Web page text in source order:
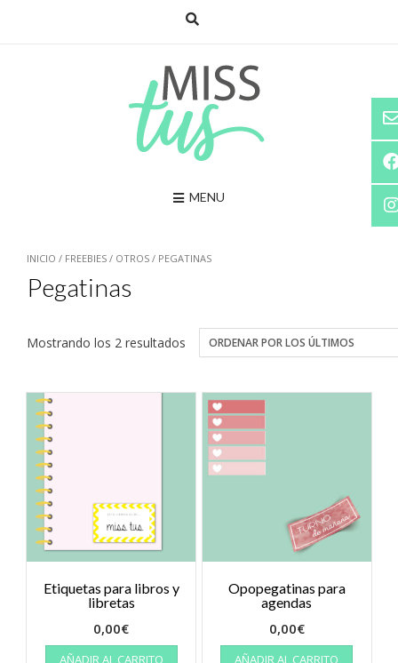
MENU
INICIO / FREEBIES / OTROS / PEGATINAS
Pegatinas
Mostrando los 2 resultados
Etiquetas para libros y
libretas
0,00€
Opopegatinas para
agendas
0,00€